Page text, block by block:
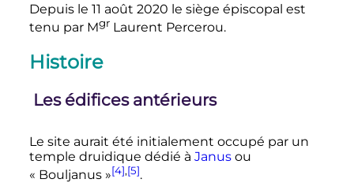
Depuis le 11 août 2020 le siège épiscopal est
tenu par Mgr Laurent Percerou.
Histoire
Les édifices antérieurs
Le site aurait été initialement occupé par un
temple druidique dédié à Janusou
« Bouljanus »[4],[5].